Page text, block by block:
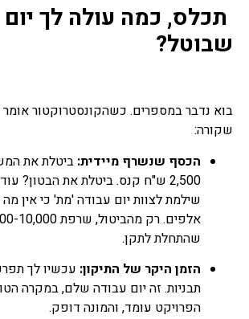
תכלס, כמה עולה לך יום
שבוטל?
בוא נדבר במספרים. כשהקונסטרוקטור
שקורה:
הכסף שנשרף מיידית:
2,500 ש"ח קנס. ביטלת את הבטון?
שילמת לצוות יום עבודה 'מת' כי אין
שהתחלת לתקן.
הזמן היקר של התיקון: עכשיו לך
תבניות. זה יום עבודה שלם, במקרה
הפרויקט עומד, והמונה דופק.